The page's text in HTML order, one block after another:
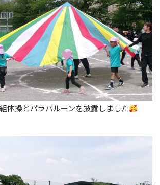
体操とパラバルーンを披露しました